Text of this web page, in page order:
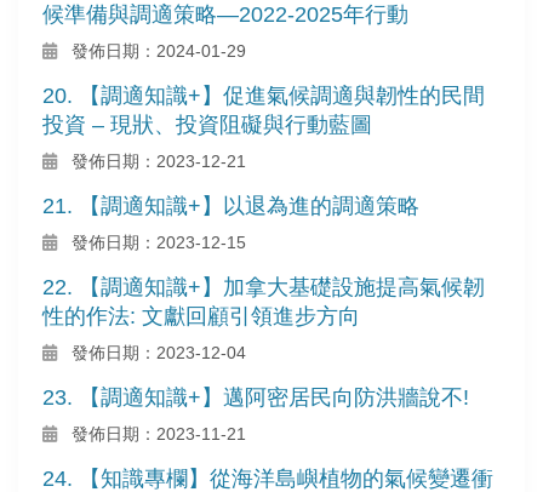
候準備與調適策略—2022-2025年行動
發佈日期：2024-01-29
20. 【調適知識+】促進氣候調適與韌性的民間
投資 – 現狀、投資阻礙與行動藍圖
發佈日期：2023-12-21
21. 【調適知識+】以退為進的調適策略
發佈日期：2023-12-15
22. 【調適知識+】加拿大基礎設施提高氣候韌
性的作法: 文獻回顧引領進步方向
發佈日期：2023-12-04
23. 【調適知識+】邁阿密居民向防洪牆說不!
發佈日期：2023-11-21
24. 【知識專欄】從海洋島嶼植物的氣候變遷衝